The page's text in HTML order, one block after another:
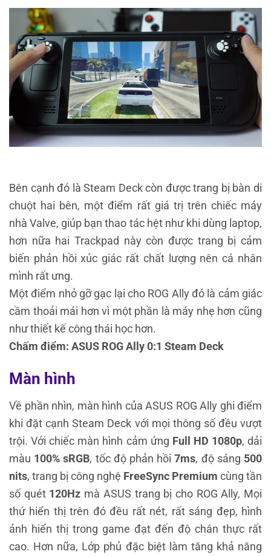
Bên cạnh đó là Steam Deck còn được trang bị bàn di
chuột hai bên, một điểm rất giá trị trên chiếc máy
nhà Valve, giúp bạn thao tác hệt như khi dùng laptop,
hơn nữa hai Trackpad này còn được trang bị cảm
biến phản hồi xúc giác rất chất lượng nên cá nhân
mình rất ưng.
Một điểm nhỏ gỡ gạc lại cho ROG Ally đó là cảm giác
cầm thoải mái hơn vì một phần là máy nhẹ hơn cũng
như thiết kế công thái học hơn.
Chấm điểm: ASUS ROG Ally 0:1 Steam Deck
Màn hình
Về phần nhìn, màn hình của ASUS ROG Ally ghi điểm
khi đặt cạnh Steam Deck với mọi thông số đều vượt
trội. Với chiếc màn hình cảm ứng Full HD 1080p, dải
màu 100% sRGB, tốc độ phản hồi7ms, độ sáng 500
nits, trang bị công nghệ FreeSync Premium cùng tần
số quét 120Hz mà ASUS trang bị cho ROG Ally, Mọi
thứ hiển thị trên đó đều rất nét, rất sáng đẹp, hình
ảnh hiển thị trong game đạt đến độ chân thực rất
cao. Hơn nữa, Lớp phủ đặc biệt làm tăng khả năng